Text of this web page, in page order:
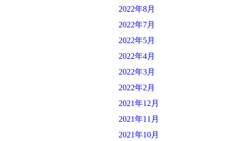
2022年8月
2022年7月
2022年5月
2022年4月
2022年3月
2022年2月
2021年12月
2021年11月
2021年10月